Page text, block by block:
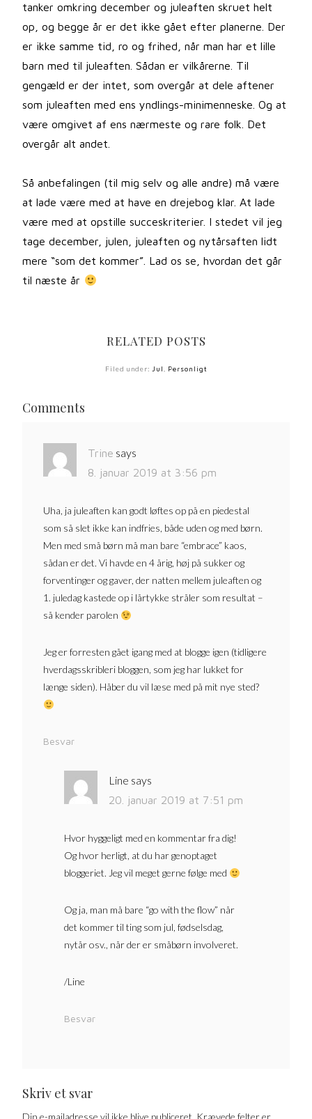
tanker omkring december og juleaften skruet helt
op, og begge år er det ikke gået efter planerne. Der
er ikke samme tid, ro og frihed, når man har et lille
barn med til juleaften. Sådan er vilkårerne. Til
gengæld er der intet, som overgår at dele aftener
som juleaften med ens yndlings-minimenneske. Og at
være omgivet af ens nærmeste og rare folk. Det
overgår alt andet.
Så anbefalingen (til mig selv og alle andre) må være
at lade være med at have en drejebog klar. At lade
være med at opstille succeskriterier. I stedet vil jeg
tage december, julen, juleaften og nytårsaften lidt
mere “som det kommer”. Lad os se, hvordan det går
til næste år
RELATED POSTS
Filed under: Jul Personligt
Comments
Trine says
8. januar 2019 at 3:56 pm
Uha, ja juleaften kan godt løftes op på en piedestal
som så slet ikke kan indfries, både uden og med børn.
Men med små børn må man bare “embrace” kaos,
sådan er det. Vi havde en 4 årig, høj på sukker og
forventinger og gaver, der natten mellem juleaften og
1. juledag kastede op i lårtykke stråler som resultat –
så kender parolen
Jeg er forresten gået igang med at blogge igen (tidligere
hverdagsskribleri bloggen, som jeg har lukket for
længe siden). Håber du vil læse med på mit nye sted?
Besvar
Line says
20. januar 2019 at 7:51 pm
Hvor hyggeligt med en kommentar fra dig!
Og hvor herligt, at du har genoptaget
bloggeriet. Jeg vil meget gerne følge med
Og ja, man må bare “go with the flow” når
det kommer til ting som jul, fødselsdag,
nytår osv., når der er småbørn involveret.
/Line
Besvar
Skriv et svar
Din e-mailadresse vil ikke blive publiceret. Krævede felter er